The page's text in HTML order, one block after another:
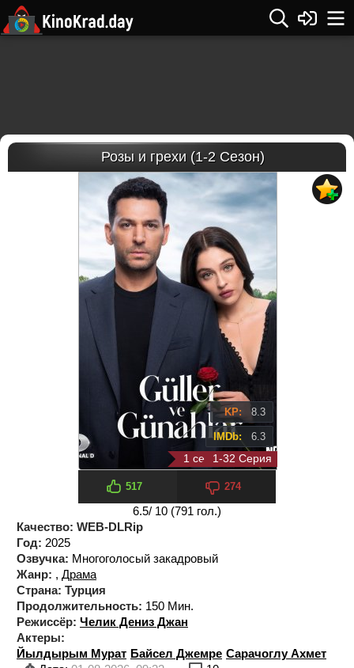
Розы и грехи (1-2 Сезон)
1 сезон 12 серия
1-32 Серия
KP: 8.3
IMDb: 6.3
517 274
6.5/ 10 (791 гол.)
Качество: WEB-DLRip
Год: 2025
Озвучка: Многоголосый закадровый
Жанр: , Драма
Страна: Турция
Продолжительность: 150 Мин.
Режиссёр: Челик Дениз Джан
Актеры:
Йылдырым Мурат Байсел Джемре Сарачоглу Ахмет